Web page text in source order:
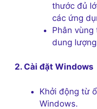
thước đủ
các ứng
Phân
dung
2. Cài đặt Windows
Khởi động từ
Windows.